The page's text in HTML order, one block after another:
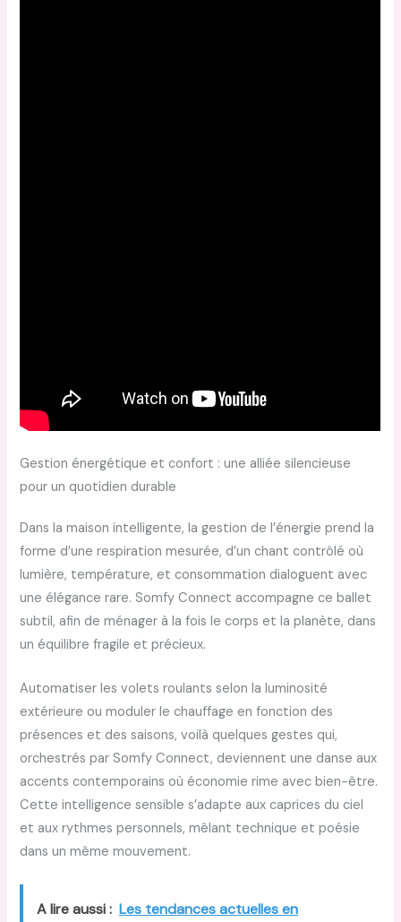
Gestion énergétique et confort : une alliée silencieuse
pour un quotidien durable
Dans la maison intelligente, la gestion de l’énergie prend la
forme d’une respiration mesurée, d’un chant contrôlé où
lumière, température, et consommation dialoguent avec
une élégance rare. Somfy Connect accompagne ce ballet
subtil, afin de ménager à la fois le corps et la planète, dans
un équilibre fragile et précieux.
Automatiser les volets roulants selon la luminosité
extérieure ou moduler le chauffage en fonction des
présences et des saisons, voilà quelques gestes qui,
orchestrés par Somfy Connect, deviennent une danse aux
accents contemporains où économie rime avec bien-être.
Cette intelligence sensible s’adapte aux caprices du ciel
et aux rythmes personnels, mêlant technique et poésie
dans un même mouvement.
A lire aussi : Les tendances actuelles en